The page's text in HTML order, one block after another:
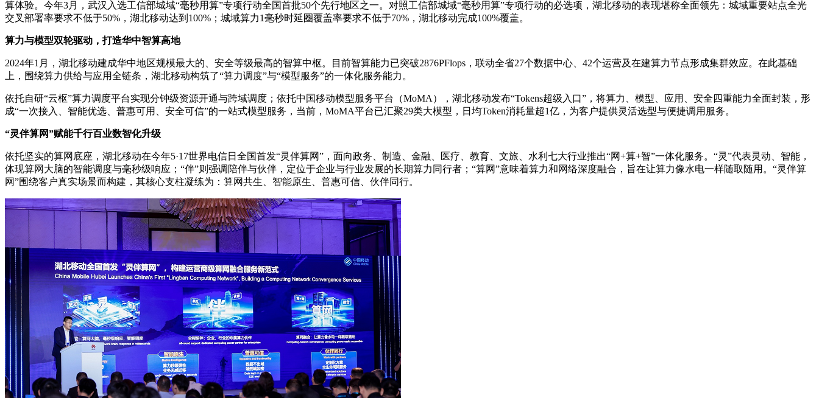
算体验。今年3月，武汉入选工信部城域“毫秒用算”专项行动全国首批50个先行地区之一。对照工信部城域“毫秒用算”专项行动的必选项，湖北移动的表现堪称全面领先：城域重要站点全光
交叉部署率要求不低于50%，湖北移动达到100%；城域算力1毫秒时延圈覆盖率要求不低于70%，湖北移动完成100%覆盖。
算力与模型双轮驱动，打造华中智算高地
2024年1月，湖北移动建成华中地区规模最大的、安全等级最高的智算中枢。目前智算能力已突破2876PFlops，联动全省27个数据中心、42个运营及在建算力节点形成集群效应。在此基础
上，围绕算力供给与应用全链条，湖北移动构筑了“算力调度”与“模型服务”的一体化服务能力。
依托自研“云枢”算力调度平台实现分钟级资源开通与跨域调度；依托中国移动模型服务平台（MoMA），湖北移动发布“Tokens超级入口”，将算力、模型、应用、安全四重能力全面封装，形
成“一次接入、智能优选、普惠可用、安全可信”的一站式模型服务，当前，MoMA平台已汇聚29类大模型，日均Token消耗量超1亿，为客户提供灵活选型与便捷调用服务。
“灵伴算网”赋能千行百业数智化升级
依托坚实的算网底座，湖北移动在今年5·17世界电信日全国首发“灵伴算网”，面向政务、制造、金融、医疗、教育、文旅、水利七大行业推出“网+算+智”一体化服务。“灵”代表灵动、智能，
体现算网大脑的智能调度与毫秒级响应；“伴”则强调陪伴与伙伴，定位于企业与行业发展的长期算力同行者；“算网”意味着算力和网络深度融合，旨在让算力像水电一样随取随用。“灵伴算
网”围绕客户真实场景而构建，其核心支柱凝练为：算网共生、智能原生、普惠可信、伙伴同行。